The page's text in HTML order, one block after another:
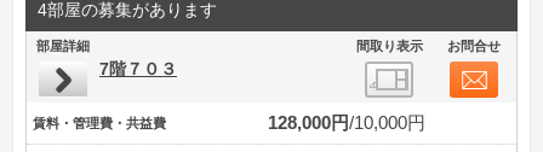
4部屋の募集があります
部屋詳細 間取り表示 お問合せ
7階７０３
賃料・管理費・共益費 128,000円 10,000円